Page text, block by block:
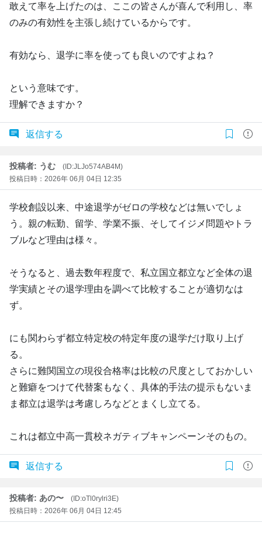
敢えて率を上げたのは、ここの皆さんが喜んで利用し、率
のみの有効性を主張し続けているからです。
有効なら、退学に率を使っても良いのですよね？
という意味です。
理解できますか？
返信する
投稿者: うむ
(ID:JLJo574AB4M)
投稿日時：2026年 06月 04日 12:35
学校創設以来、中途退学がゼロの学校などは無いでしょ
う。親の転勤、留学、学業不振、そしてイジメ問題やトラ
ブルなど理由は様々。
そうなると、過去数年程度で、私立国立都立など全体の退
学実績とその退学理由を調べて比較することが適切なは
ず。
にも関わらず都立特定校の特定年度の退学だけ取り上げ
る。
さらに難関国立の現役合格率は比較の尺度としておかしい
と難癖をつけて代替案もなく、具体的手法の提示もないま
ま都立は退学は考慮しろなどとまくし立てる。
これは都立中高一貫校ネガティブキャンペーンそのもの。
返信する
投稿者: あの〜
(ID:oTl0rylri3E)
投稿日時：2026年 06月 04日 12:45